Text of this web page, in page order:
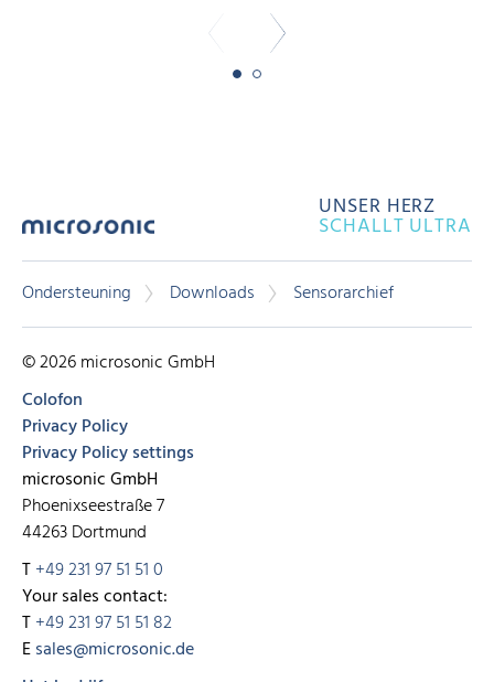
UNSER HERZ
SCHALLT ULTRA
Ondersteuning Downloads Sensorarchief
© 2026 microsonic GmbH
Colofon
Privacy Policy
Privacy Policy settings
microsonic GmbH
Phoenixseestraße 7
44263 Dortmund
T+49 231 97 51 51 0
Your sales contact:
T+49 231 97 51 51 82
Esales@microsonic.de